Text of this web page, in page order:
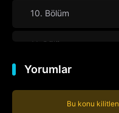
10. Bölüm
11. Bölüm
12. Bölüm
Yorumlar
Bu konu